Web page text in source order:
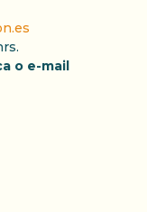
o e-mail